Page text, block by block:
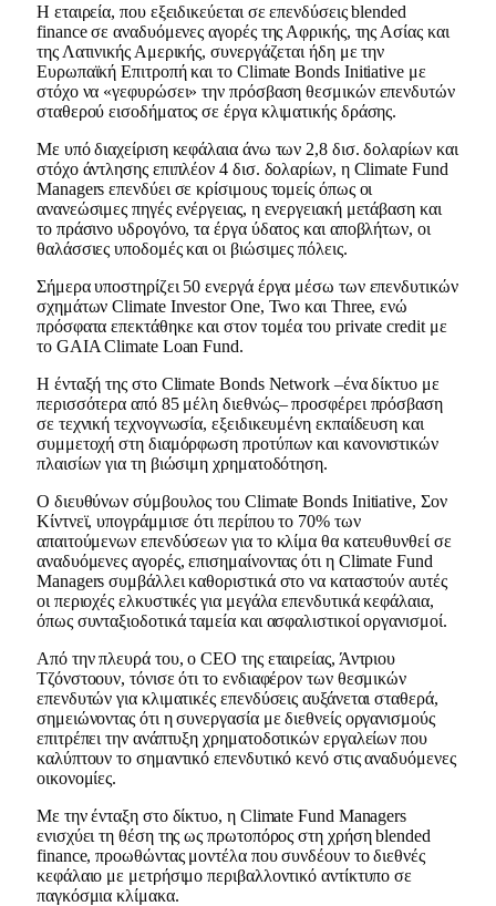
Η εταιρεία, που εξειδικεύεται σε επενδύσεις blended
finance σε αναδυόμενες αγορές της Αφρικής, της Ασίας και
της Λατινικής Αμερικής, συνεργάζεται ήδη με την
Ευρωπαϊκή Επιτροπή και το Climate Bonds Initiative με
στόχο να «γεφυρώσει» την πρόσβαση θεσμικών επενδυτών
σταθερού εισοδήματος σε έργα κλιματικής δράσης.
Με υπό διαχείριση κεφάλαια άνω των 2,8 δισ. δολαρίων και
στόχο άντλησης επιπλέον 4 δισ. δολαρίων, η Climate Fund
Managers επενδύει σε κρίσιμους τομείς όπως οι
ανανεώσιμες πηγές ενέργειας, η ενεργειακή μετάβαση και
το πράσινο υδρογόνο, τα έργα ύδατος και αποβλήτων, οι
θαλάσσιες υποδομές και οι βιώσιμες πόλεις.
Σήμερα υποστηρίζει 50 ενεργά έργα μέσω των επενδυτικών
σχημάτων Climate Investor One, Two και Three, ενώ
πρόσφατα επεκτάθηκε και στον τομέα του private credit με
το GAIA Climate Loan Fund.
Η ένταξή της στο Climate Bonds Network –ένα δίκτυο με
περισσότερα από 85 μέλη διεθνώς– προσφέρει πρόσβαση
σε τεχνική τεχνογνωσία, εξειδικευμένη εκπαίδευση και
συμμετοχή στη διαμόρφωση προτύπων και κανονιστικών
πλαισίων για τη βιώσιμη χρηματοδότηση.
Ο διευθύνων σύμβουλος του Climate Bonds Initiative, Σον
Κίντνεϊ, υπογράμμισε ότι περίπου το 70% των
απαιτούμενων επενδύσεων για το κλίμα θα κατευθυνθεί σε
αναδυόμενες αγορές, επισημαίνοντας ότι η Climate Fund
Managers συμβάλλει καθοριστικά στο να καταστούν αυτές
οι περιοχές ελκυστικές για μεγάλα επενδυτικά κεφάλαια,
όπως συνταξιοδοτικά ταμεία και ασφαλιστικοί οργανισμοί.
Από την πλευρά του, ο CEO της εταιρείας, Άντριου
Τζόνστοουν, τόνισε ότι το ενδιαφέρον των θεσμικών
επενδυτών για κλιματικές επενδύσεις αυξάνεται σταθερά,
σημειώνοντας ότι η συνεργασία με διεθνείς οργανισμούς
επιτρέπει την ανάπτυξη χρηματοδοτικών εργαλείων που
καλύπτουν το σημαντικό επενδυτικό κενό στις αναδυόμενες
οικονομίες.
Με την ένταξη στο δίκτυο, η Climate Fund Managers
ενισχύει τη θέση της ως πρωτοπόρος στη χρήση blended
finance, προωθώντας μοντέλα που συνδέουν το διεθνές
κεφάλαιο με μετρήσιμο περιβαλλοντικό αντίκτυπο σε
παγκόσμια κλίμακα.